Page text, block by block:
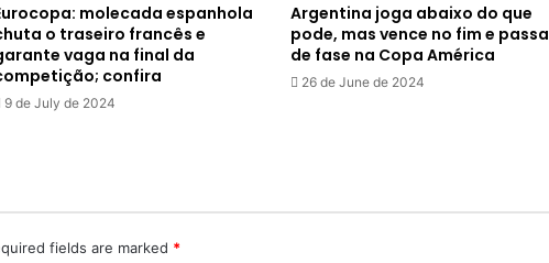
molecada espanhola
o traseiro francês e
vaga na final da
confira
9 de July de 2024
Argentina joga abaixo do que
pode, mas vence no fim e passa
de fase na Copa América
26 de June de 2024
fields are marked *